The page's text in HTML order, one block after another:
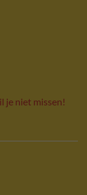
je niet missen!